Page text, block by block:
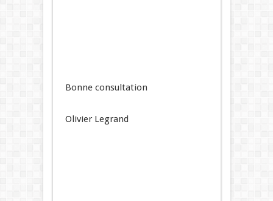
Bonne consultation
Olivier Legrand